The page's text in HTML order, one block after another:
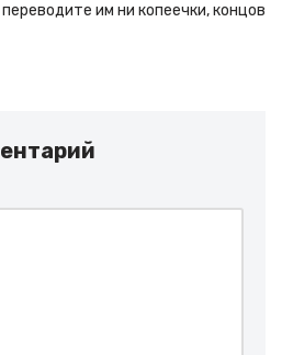
им ни копеечки, концов